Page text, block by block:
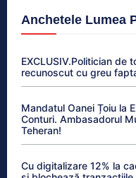
Anchetele Lumea
EXCLUSIV.Politician de
recunoscut cu greu
Mandatul Oanei Țoiu la
Conturi. Ambasadorul
Teheran!
Cu digitalizare 12% la